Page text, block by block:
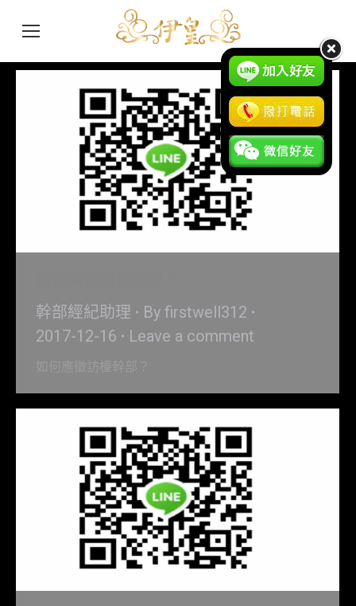
幹部經紀助理 By firstwell312
2017-12-16
Leave a comment
如何應徵訪檯幹部？